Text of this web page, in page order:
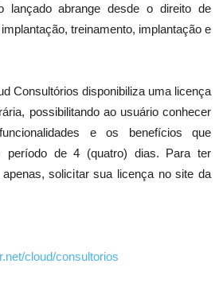
lançado abrange desde o direito de
treinamento, implantação e
Consultórios disponibiliza uma licença
possibilitando ao usuário conhecer
e os benefícios que
período de 4 (quatro) dias. Para ter
solicitar sua licença no site da
cloud/consultorios